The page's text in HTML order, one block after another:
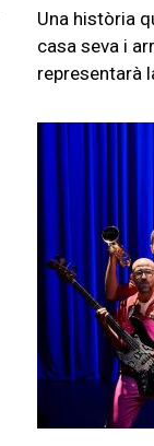
Una història
casa seva i
representarà